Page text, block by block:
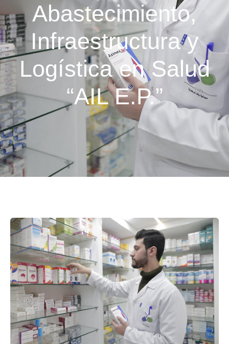
Abastecimiento,
Infraestructura y
Logística en Salud
“AIL E.P.”